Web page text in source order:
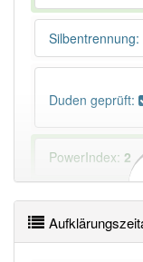
Silbentrennung:
Duden geprüft:
PowerIndex: 2
Häufigkeit: 2